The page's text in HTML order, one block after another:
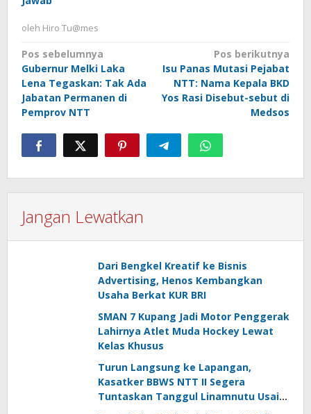
oleh Hiro Tu@mes
Navigasi
pos
Pos sebelumnya
Gubernur Melki Laka
Lena Tegaskan: Tak Ada
Jabatan Permanen di
Pemprov NTT
Pos berikutnya
Isu Panas Mutasi Pejabat
NTT: Nama Kepala BKD
Yos Rasi Disebut-sebut di
Medsos
Jangan Lewatkan
Dari Bengkel Kreatif ke Bisnis
Advertising, Henos Kembangkan
Usaha Berkat KUR BRI
SMAN 7 Kupang Jadi Motor Penggerak
Lahirnya Atlet Muda Hockey Lewat
Kelas Khusus
Turun Langsung ke Lapangan,
Kasatker BBWS NTT II Segera
Tuntaskan Tanggul Linamnutu Usai
Dihantam Banjir